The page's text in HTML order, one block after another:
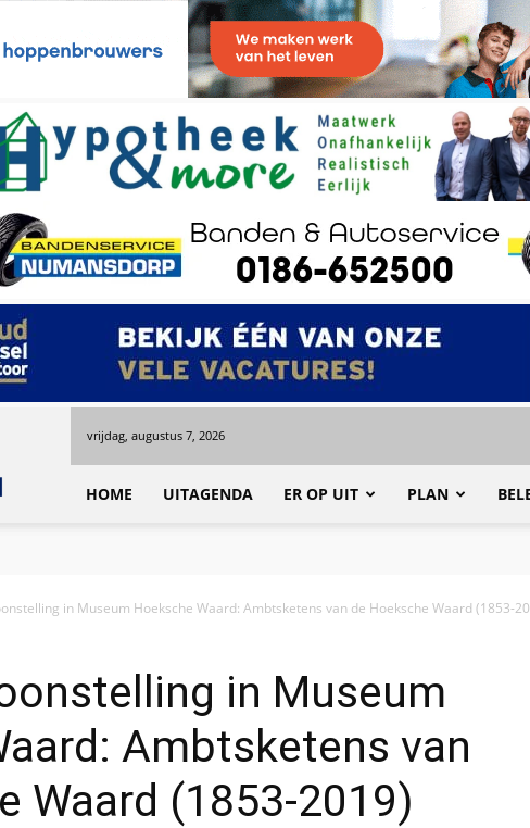
vrijdag, augustus 7, 2026
HOME UITAGENDA ER OP UIT PLAN
in Museum Hoeksche Waard: Ambtsketens van de Hoeksche Waard (1853-
in Museum
Ambtsketens van
Waard (1853-2019)